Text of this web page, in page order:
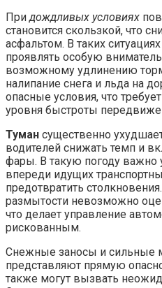
При дождливых условиях
становится скользкой, что
асфальтом. В таких
проявлять особую
возможному удлинению
налипание снега и льда на
опасные условия, что
уровня быстроты
Туман существенно
водителей снижать темп и
фары. В такую погоду важно
впереди идущих
предотвратить
размытости невозможно
что делает управление
рискованным.
Снежные заносы и сильные
представляют прямую
также могут вызвать